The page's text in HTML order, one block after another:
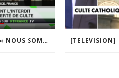
[TELEVISION] RT : « NOUS SOMMES EN TRAIN DE GLISSER VERS CE QUI RESSEMBLE À UN ETAT DE DICTATURE »